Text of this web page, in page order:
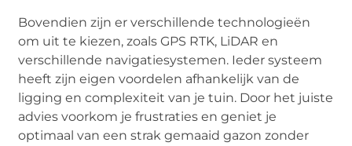
Bovendien zijn er verschillende technologieën
om uit te kiezen, zoals GPS RTK, LiDAR en
verschillende navigatiesystemen. Ieder systeem
heeft zijn eigen voordelen afhankelijk van de
ligging en complexiteit van je tuin. Door het juiste
advies voorkom je frustraties en geniet je
optimaal van een strak gemaaid gazon zonder